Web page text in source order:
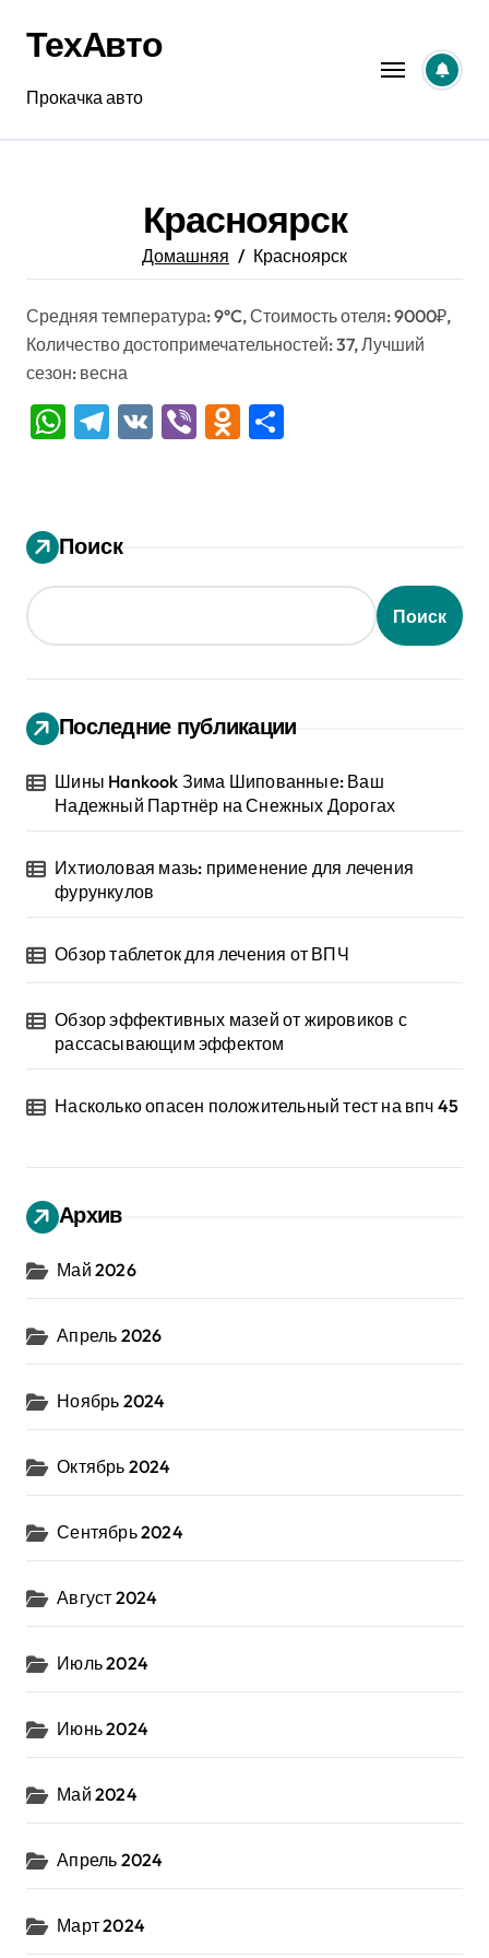
содержанию
ТехАвто
Прокачка авто
Красноярск
Домашняя Красноярск
Средняя температура: 9°C, Стоимость отеля: 9000₽,
Количество достопримечательностей: 37, Лучший
сезон: весна
WhatsApp
Telegram
VK ViberOdnoklassniki
Поиск
Поиск
Последние публикации
Шины Hankook Зима Шипованные: Ваш
Надежный Партнёр на Снежных Дорогах
Ихтиоловая мазь: применение для лечения
фурункулов
Обзор таблеток для лечения от ВПЧ
Обзор эффективных мазей от жировиков с
рассасывающим эффектом
Насколько опасен положительный тест на впч 45
Архив
Май 2026
Апрель 2026
Ноябрь 2024
Октябрь 2024
Сентябрь 2024
Август 2024
Июль 2024
Июнь 2024
Май 2024
Апрель 2024
Март 2024